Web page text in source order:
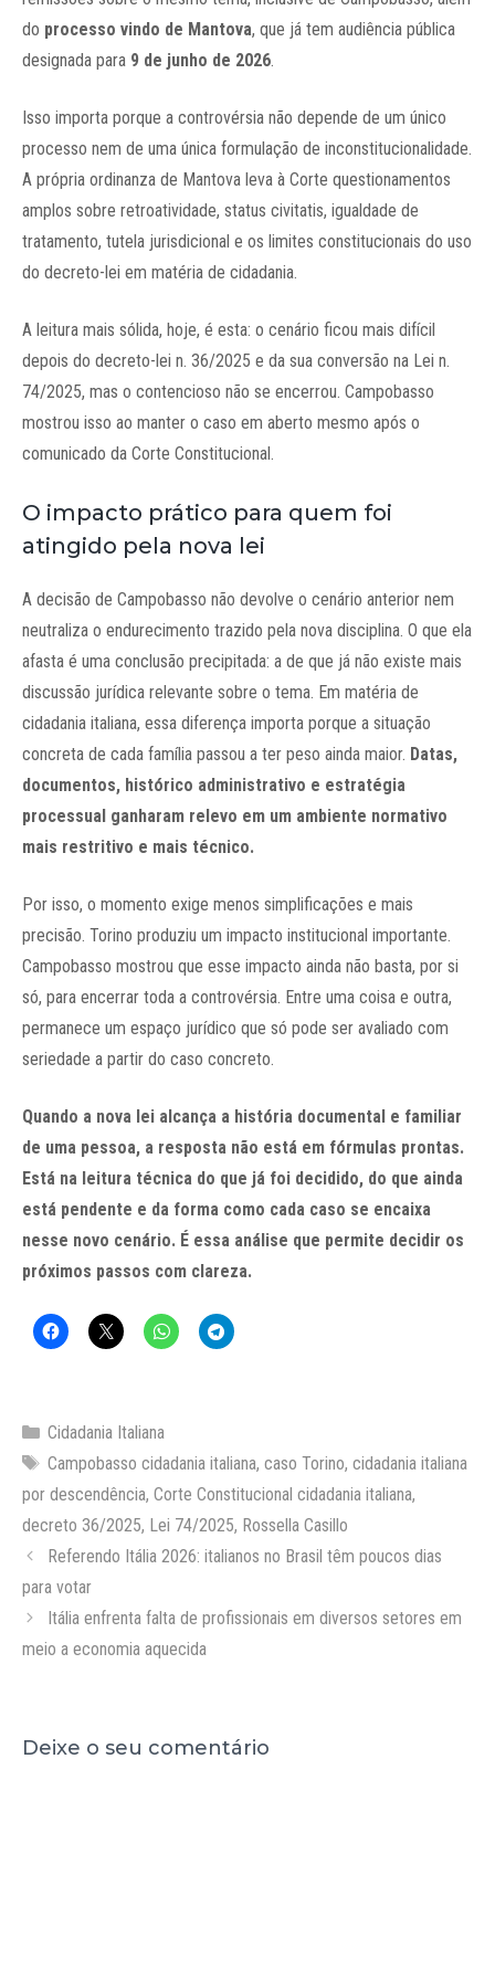
do processo vindo de Mantova, que já tem audiência pública
designada para 9 de junho de 2026
Isso importa porque a controvérsia não depende de um único
processo nem de uma única formulação de inconstitucionalidade.
A própria ordinanza de Mantova leva à Corte questionamentos
amplos sobre retroatividade, status civitatis, igualdade de
tratamento, tutela jurisdicional e os limites constitucionais do uso
do decreto-lei em matéria de cidadania.
A leitura mais sólida, hoje, é esta: o cenário ficou mais difícil
depois do decreto-lei n. 36/2025 e da sua conversão na Lei n.
74/2025, mas o contencioso não se encerrou. Campobasso
mostrou isso ao manter o caso em aberto mesmo após o
comunicado da Corte Constitucional.
O impacto prático para quem foi
atingido pela nova lei
A decisão de Campobasso não devolve o cenário anterior nem
neutraliza o endurecimento trazido pela nova disciplina. O que ela
afasta é uma conclusão precipitada: a de que já não existe mais
discussão jurídica relevante sobre o tema. Em matéria de
cidadania italiana, essa diferença importa porque a situação
concreta de cada família passou a ter peso ainda maior. Datas,
documentos, histórico administrativo e estratégia
processual ganharam relevo em um ambiente normativo
mais restritivo e mais técnico.
Por isso, o momento exige menos simplificações e mais
precisão. Torino produziu um impacto institucional importante.
Campobasso mostrou que esse impacto ainda não basta, por si
só, para encerrar toda a controvérsia. Entre uma coisa e outra,
permanece um espaço jurídico que só pode ser avaliado com
seriedade a partir do caso concreto.
Quando a nova lei alcança a história documental e familiar
de uma pessoa, a resposta não está em fórmulas prontas.
Está na leitura técnica do que já foi decidido, do que ainda
está pendente e da forma como cada caso se encaixa
nesse novo cenário. É essa análise que permite decidir os
próximos passos com clareza.
Categorias
Cidadania Italiana
Tags
Campobasso cidadania italiana, caso Torino, cidadania italiana
por descendência, Corte Constitucional cidadania italiana,
decreto 36/2025, Lei 74/2025, Rossella Casillo
Referendo Itália 2026: italianos no Brasil têm poucos dias
para votar
Itália enfrenta falta de profissionais em diversos setores em
meio a economia aquecida
Deixe o seu comentário